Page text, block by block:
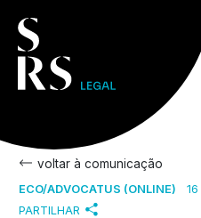
voltar à comunicação
ECO/ADVOCATUS (ONLINE)
PARTILHAR